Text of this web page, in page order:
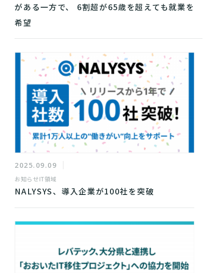
がある一方で、 6割超が65歳を超えても就業を
希望
2025.09.09
お知らせIT領域
NALYSYS、導入企業が100社を突破